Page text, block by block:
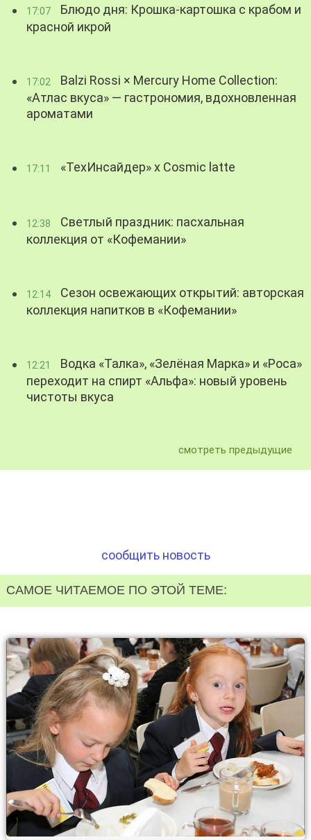
17:07
Блюдо дня: Крошка-картошка с крабом и
красной икрой
17:02
Balzi Rossi × Mercury Home Collection:
«Атлас вкуса» — гастрономия, вдохновленная
ароматами
17:11 «ТехИнсайдер» х Cosmic latte
12:38
Светлый праздник: пасхальная
коллекция от «Кофемании»
12:14
Сезон освежающих открытий: авторская
коллекция напитков в «Кофемании»
12:21
Водка «Талка», «Зелёная Марка» и «Роса»
переходит на спирт «Альфа»: новый уровень
чистоты вкуса
смотреть предыдущие
сообщить новость
САМОЕ ЧИТАЕМОЕ ПО ЭТОЙ ТЕМЕ: